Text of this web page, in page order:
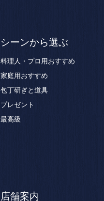
シーンから選ぶ
料理人・プロ用おすすめ
家庭用おすすめ
包丁研ぎと道具
プレゼント
最高級
店舗案内